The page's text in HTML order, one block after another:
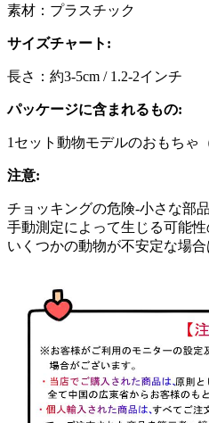
素材：プラスチック
サイズチャート:
長さ：約3-5cm / 1.2-2インチ
パッケージに含まれるもの:
1セット動物モデルのおもちゃ
注意:
チョッキングの危険-小さな部
手動測定によって生じる可能
いくつかの動物が不安定な場